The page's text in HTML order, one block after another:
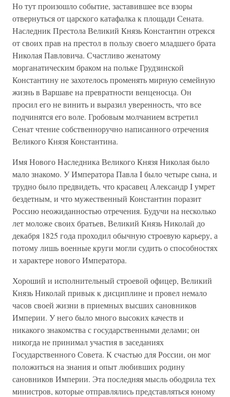
Но тут произошло событие, заставившее все взоры
отвернуться от царского катафалка к площади Сената.
Наследник Престола Великий Князь Константин отрекся
от своих прав на престол в пользу своего младшего брата
Николая Павловича. Счастливо женатому
морганатическим браком на польке Грудзинской
Константину не захотелось променять мирную семейную
жизнь в Варшаве на превратности венценосца. Он
просил его не винить и выразил уверенность, что все
подчинятся его воле. Гробовым молчанием встретил
Сенат чтение собственноручно написанного отречения
Великого Князя Константина.
Имя Нового Наследника Великого Князя Николая было
мало знакомо. У Императора Павла I было четыре сына, и
трудно было предвидеть, что красавец Александр I умрет
бездетным, и что мужественный Константин поразит
Россию неожиданностью отречения. Будучи на несколько
лет моложе своих братьев, Великий Князь Николай до
декабря 1825 года проходил обычную строевую карьеру, а
потому лишь военные круги могли судить о способностях
и характере нового Императора.
Хороший и исполнительный строевой офицер, Великий
Князь Николай привык к дисциплине и провел немало
часов своей жизни в приемных высших сановников
Империи. У него было много высоких качеств и
никакого знакомства с государственными делами; он
никогда не принимал участия в заседаниях
Государственного Совета. К счастью для России, он мог
положиться на знания и опыт любивших родину
сановников Империи. Эта последняя мысль ободрила тех
министров, которые отправлялись представляться юному